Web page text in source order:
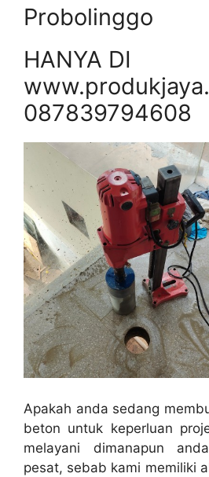
Probolinggo
HANYA DI
087839794608
Apakah anda sedang
beton untuk keperluan
melayani dimanapun
pesat, sebab kami memiliki